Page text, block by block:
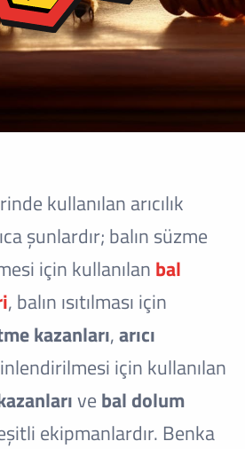
kullanılan arıcılık
şunlardır; balın süzme
için kullanılan bal
, balın ısıtılması için
kazanları,arıcı
için kullanılan
ve bal dolum
ekipmanlardır. Benka